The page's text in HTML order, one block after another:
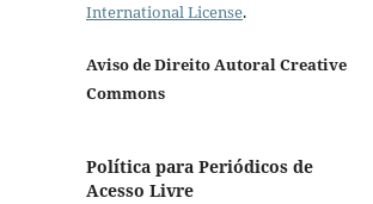
International License.
Aviso de Direito Autoral Creative
Commons
Política para Periódicos de
Acesso Livre